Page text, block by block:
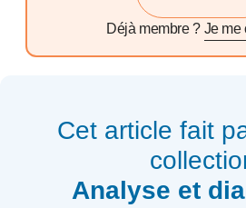
Déjà membre ? Je me
Cet article fait
Analyse et